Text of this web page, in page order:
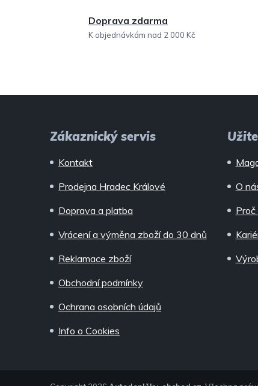
Doprava zdarma
K objednávkám nad 2 000 Kč
Zákaznický servis
Kontakt
Prodejna Hradec Králové
Doprava a platba
Vrácení a výměna zboží do 30 dnů
Reklamace zboží
Obchodní podmínky
Ochrana osobních údajů
Info o Cookies
O